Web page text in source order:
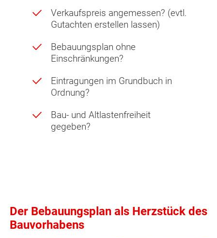
Verkaufspreis angemessen? (evtl.
Gutachten erstellen lassen)
Bebauungsplan ohne
Einschränkungen?
Eintragungen im Grundbuch in
Ordnung?
Bau- und Altlastenfreiheit
gegeben?
Der Bebauungsplan als Herzstück des
Bauvorhabens